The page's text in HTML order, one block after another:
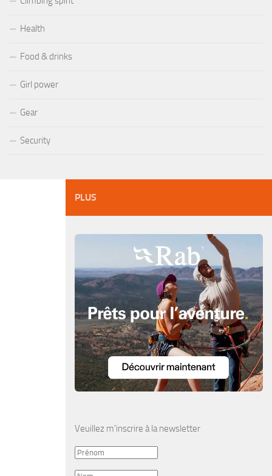
Health
Food & drinks
Girl power
Gear
Security
PLUS
Veuillez m'inscrire à la newsletter